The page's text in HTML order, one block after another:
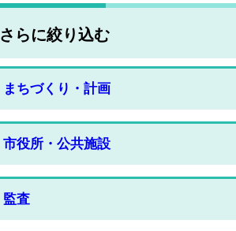
さらに絞り込む
まちづくり・計画
市役所・公共施設
監査